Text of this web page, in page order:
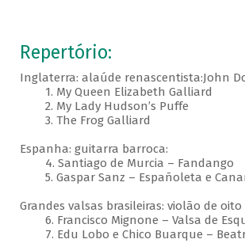
Repertório:
Inglaterra: alaúde renascentista:John
1. My Queen Elizabeth Galliard
2. My Lady Hudson’s Puffe
3. The Frog Galliard
Espanha: guitarra barroca:
4. Santiago de Murcia – Fandango
5. Gaspar Sanz – Españoleta e
Grandes valsas brasileiras: violão de oito
6. Francisco Mignone – Valsa de
7. Edu Lobo e Chico Buarque –